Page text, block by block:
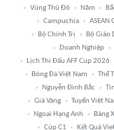
Vùng Thủ Đô
Năm
Campuchia
ASEAN
Bộ Chính Trị
Bộ Giáo
Doanh Nghiệp
Lịch Thi Đấu AFF Cup 2026
Bóng Đá Việt Nam
Thể
Nguyễn Đình Bắc
Giá Vàng
Tuyển Việt
Ngoại Hạng Anh
Bảng
Cúp C1
Kết Quả